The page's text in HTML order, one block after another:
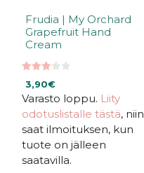
Frudia | My Orchard
Grapefruit Hand
Cream
5:stä
3,90€
Varasto loppu. Liity
odotuslistalle tästä, niin
saat ilmoituksen, kun
tuote on jälleen
saatavilla.